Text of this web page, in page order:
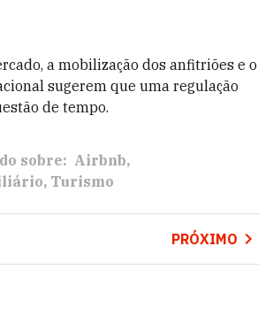
a mobilização dos anfitriões e o
sugerem que uma regulação
de tempo.
sobre: Airbnb
Turismo
PRÓXIMO